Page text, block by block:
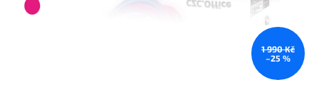
1 990 Kč
–25 %